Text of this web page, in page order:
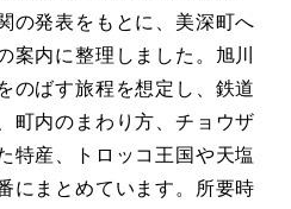
の発表をもとに、美深町へ
案内に整理しました。旭川
のばす旅程を想定し、鉄道
町内のまわり方、チョウザ
特産、トロッコ王国や天塩
にまとめています。所要時